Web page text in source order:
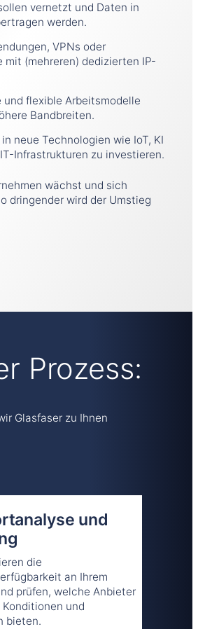
vernetzt und Daten in
werden.
VPNs oder
mit (mehreren) dedizierten IP-
und flexible Arbeitsmodelle
Bandbreiten.
neue Technologien wie IoT, KI
Infrastrukturen zu investieren.
wächst und sich
dringender wird der Umstieg
Prozess:
Glasfaser zu Ihnen
und
die
an Ihrem
prüfen, welche Anbieter
und
bieten.